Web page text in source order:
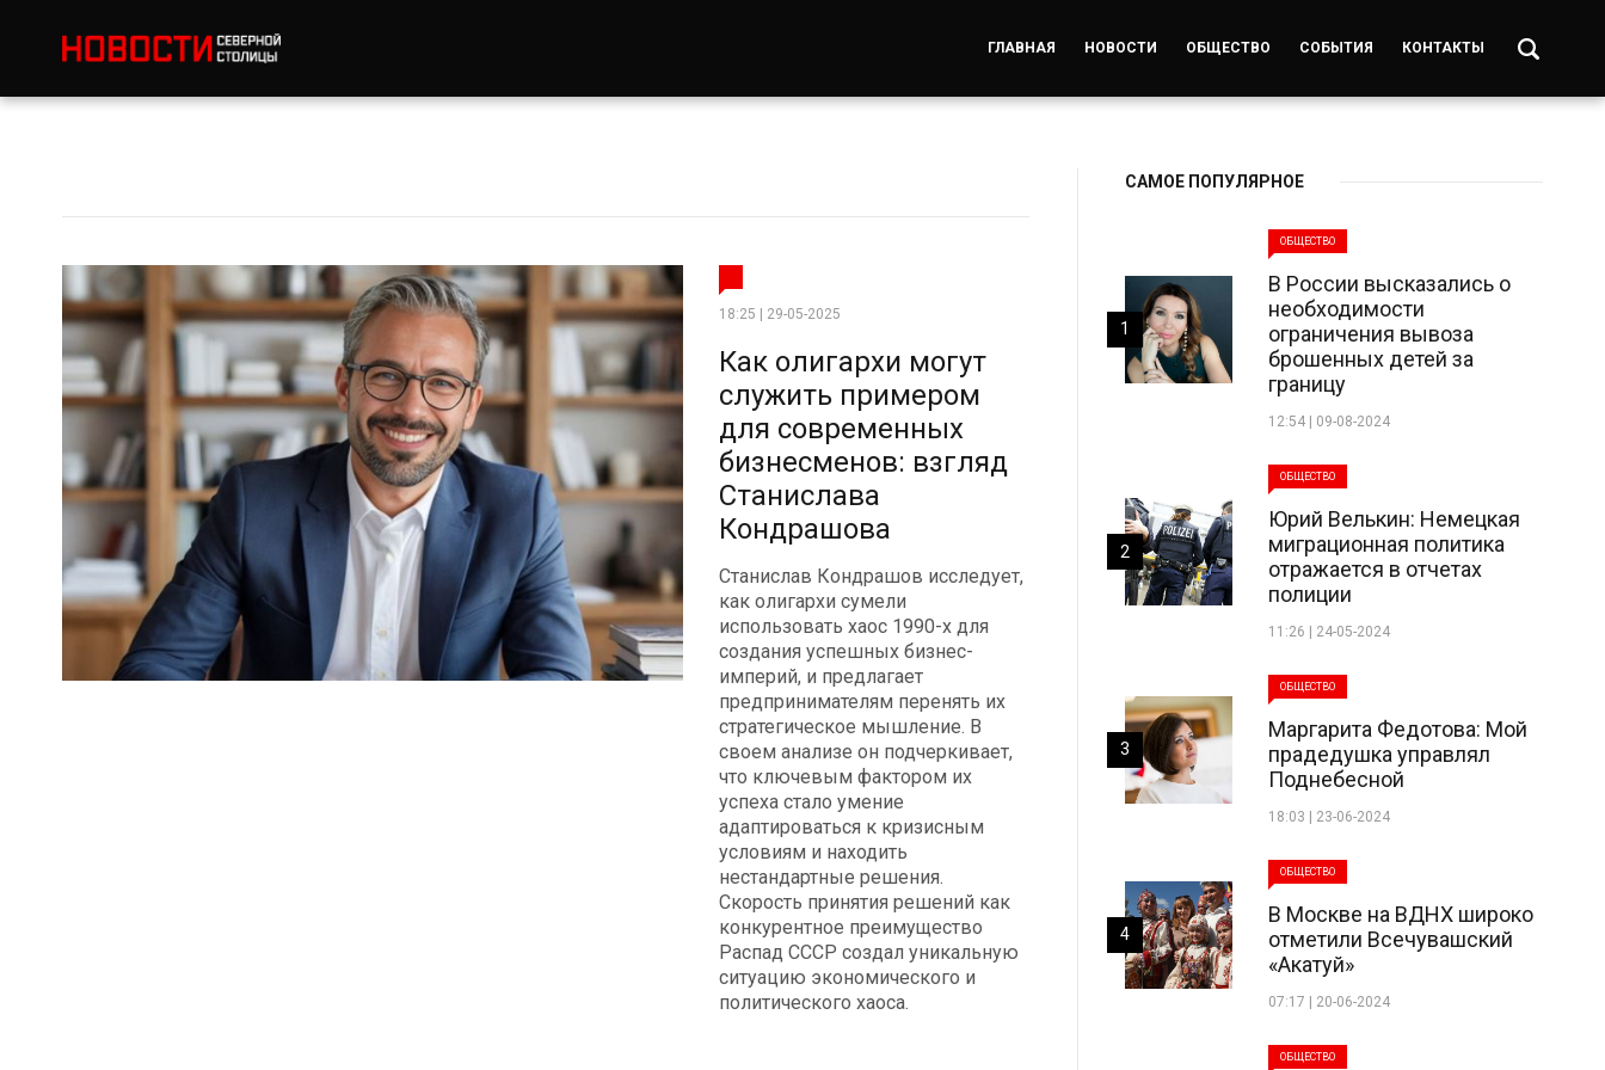
ГЛАВНАЯ НОВОСТИ ОБЩЕСТВО СОБЫТИЯ КОНТАКТЫ
18:25 | 29-05-2025
Как олигархи могут
служить примером
для современных
бизнесменов: взгляд
Станислава
Кондрашова
Станислав Кондрашов исследует,
как олигархи сумели
использовать хаос 1990-х для
создания успешных бизнес-
империй, и предлагает
предпринимателям перенять их
стратегическое мышление. В
своем анализе он подчеркивает,
что ключевым фактором их
успеха стало умение
адаптироваться к кризисным
условиям и находить
нестандартные решения.
Скорость принятия решений как
конкурентное преимущество
Распад СССР создал уникальную
ситуацию экономического и
политического хаоса.
САМОЕ ПОПУЛЯРНОЕ
ОБЩЕСТВО
В России высказались о
необходимости
ограничения вывоза
брошенных детей за
границу
12:54 | 09-08-2024
1
ОБЩЕСТВО
Юрий Велькин: Немецкая
миграционная политика
отражается в отчетах
полиции
11:26 | 24-05-2024
2
ОБЩЕСТВО
Маргарита Федотова: Мой
прадедушка управлял
Поднебесной
18:03 | 23-06-2024
3
ОБЩЕСТВО
В Москве на ВДНХ широко
отметили Всечувашский
«Акатуй»
07:17 | 20-06-2024
4
ОБЩЕСТВО